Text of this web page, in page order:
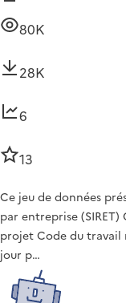
80K
28K
6
13
Ce jeu de données
par entreprise
projet Code du travail
jour p…